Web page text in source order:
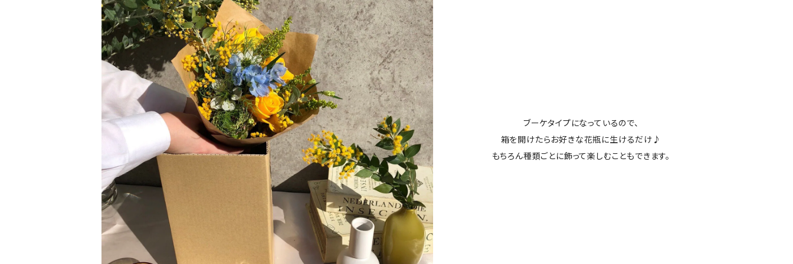
ブーケタイプになっているので、
箱を開けたらお好きな花瓶に生けるだけ♪
もちろん種類ごとに飾って楽しむこともできます。